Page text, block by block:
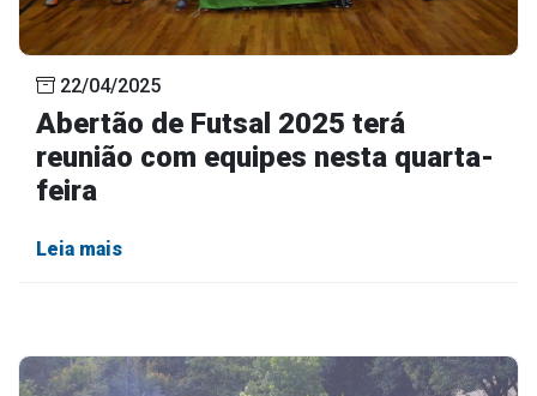
22/04/2025
Abertão de Futsal 2025 terá
reunião com equipes nesta quarta-
feira
Leia mais